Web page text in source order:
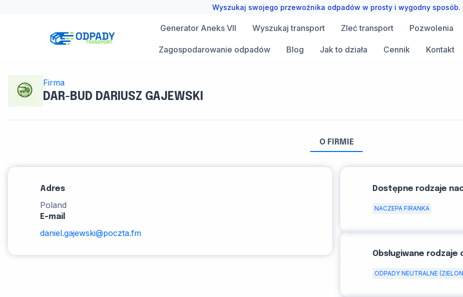
Wyszukaj swojego przewoźnika odpadów w prosty i wygodny sposób.
Generator Aneks VII Wyszukaj transport Zleć transport Pozwolenia
Zagospodarowanie odpadów Blog Jak to działa Cennik Kontakt
Firma
DAR-BUD DARIUSZ GAJEWSKI
O FIRMIE
Adres
Poland
E-mail
daniel.gajewski@poczta.fm
Dostępne rodzaje
NACZEPA FIRANKA
Obsługiwane rodzaje
ODPADY NEUTRALNE